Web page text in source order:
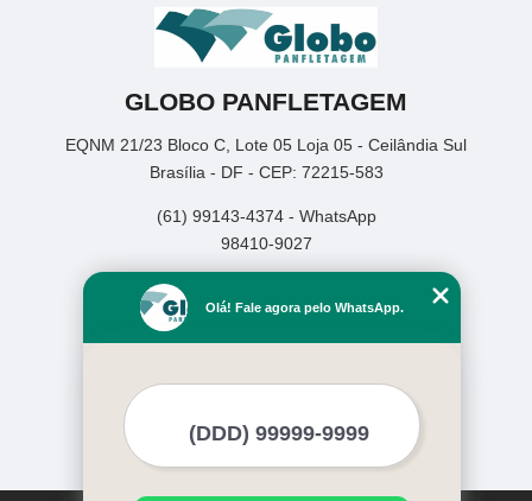
GLOBO PANFLETAGEM
EQNM 21/23 Bloco C, Lote 05 Loja 05 - Ceilândia Sul
Brasília - DF - CEP: 72215-583
(61) 99143-4374 - WhatsApp
98410-9027
Empresa
Missão
Mapa do site
Olá! Fale agora pelo WhatsApp.